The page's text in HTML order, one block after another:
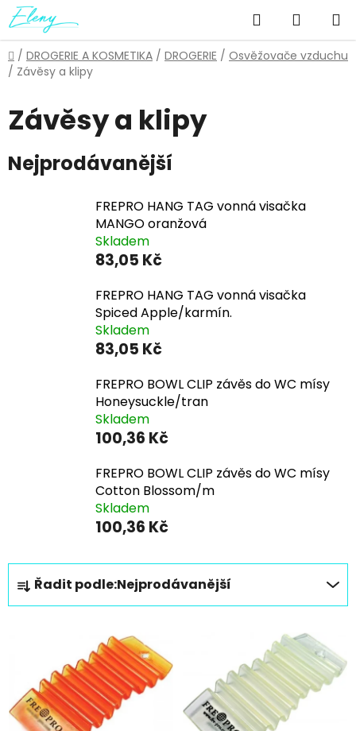
Přejít
na
obsah
Hledat
KOŠÍK
Domů
/ DROGERIE A KOSMETIKA / DROGERIE / Osvěžovače vzduchu
/ Závěsy a klipy
Závěsy a klipy
Nejprodávanější
FREPRO HANG TAG vonná visačka
MANGO oranžová
Skladem
83,05 Kč
FREPRO HANG TAG vonná visačka
Spiced Apple/karmín.
Skladem
83,05 Kč
FREPRO BOWL CLIP závěs do WC mísy
Honeysuckle/tran
Skladem
100,36 Kč
FREPRO BOWL CLIP závěs do WC mísy
Cotton Blossom/m
Skladem
100,36 Kč
Ř
a
z
p
r
Řadit podle:Nejprodávanější
s